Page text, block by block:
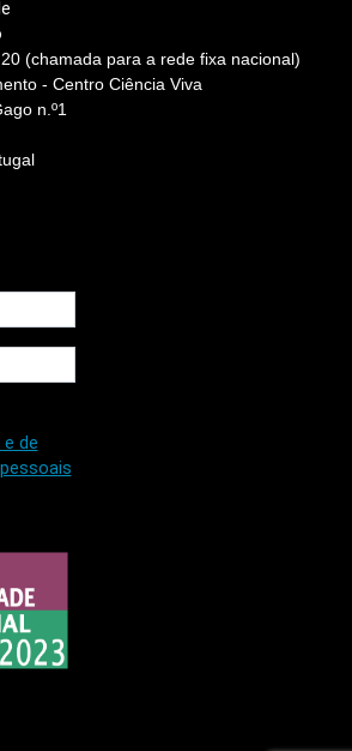
(chamada para a rede fixa nacional)
- Centro Ciência Viva
n.º1
de